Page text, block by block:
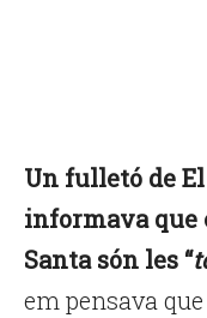
Un fulletó de
informava que
Santa són les “
em pensava